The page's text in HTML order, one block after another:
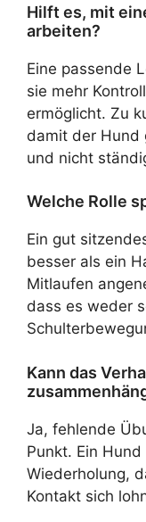
Hilft es, mit
arbeiten?
Eine passende
sie mehr
ermöglicht. Zu
damit der Hund
und nicht
Welche Rolle
Ein gut
besser als ein
Mitlaufen
dass es weder
Kann das
Ja, fehlende
Punkt. Ein
Wiederholung,
Kontakt sich